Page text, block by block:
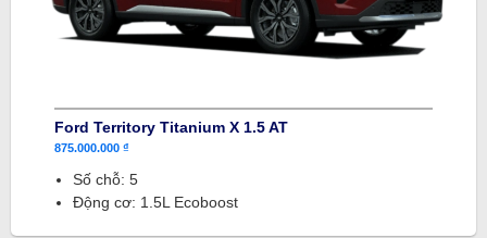
Ford Territory Titanium X 1.5 AT
875.000.000 ₫
Số chỗ: 5
Động cơ: 1.5L Ecoboost